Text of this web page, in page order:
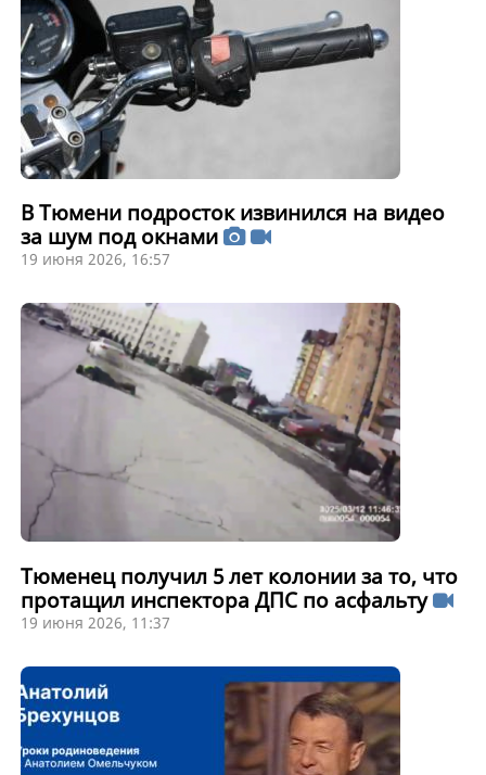
В Тюмени подросток извинился на видео
за шум под окнами
19 июня 2026, 16:57
Тюменец получил 5 лет колонии за то, что
протащил инспектора ДПС по асфальту
19 июня 2026, 11:37